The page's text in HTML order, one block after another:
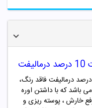
استفاده از کرم مرطوب کننده اگزولیفت 10 درصد درمالیفت فاقد رنگ،
باشد که با داشتن اوره
خارش ، پوسته ریزی و